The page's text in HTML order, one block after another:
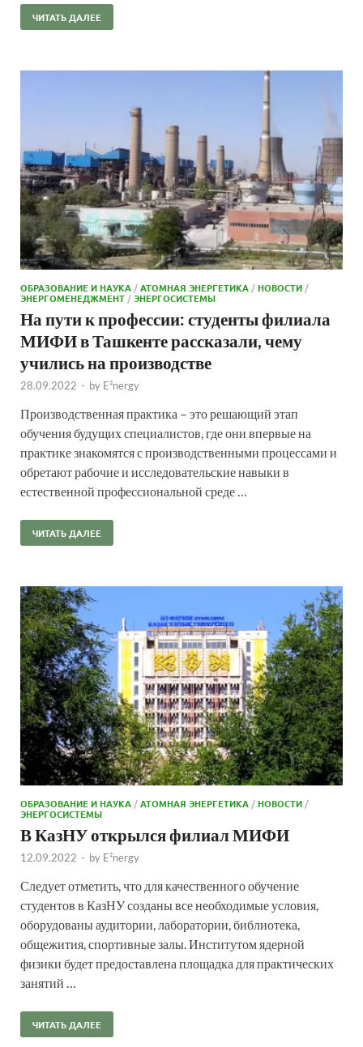
ЧИТАТЬ ДАЛЕЕ
ОБРАЗОВАНИЕ И НАУКА /АТОМНАЯ ЭНЕРГЕТИКА /НОВОСТИ /
ЭНЕРГОМЕНЕДЖМЕНТ /ЭНЕРГОСИСТЕМЫ
На пути к профессии: студенты филиала
МИФИ в Ташкенте рассказали, чему
учились на производстве
28.09.2022 - by E²nergy
Производственная практика – это решающий этап
обучения будущих специалистов, где они впервые на
практике знакомятся с производственными процессами и
обретают рабочие и исследовательские навыки в
естественной профессиональной среде …
ЧИТАТЬ ДАЛЕЕ
ОБРАЗОВАНИЕ И НАУКА /АТОМНАЯ ЭНЕРГЕТИКА /НОВОСТИ /
ЭНЕРГОСИСТЕМЫ
В КазНУ открылся филиал МИФИ
12.09.2022 - by E²nergy
Следует отметить, что для качественного обучение
студентов в КазНУ созданы все необходимые условия,
оборудованы аудитории, лаборатории, библиотека,
общежития, спортивные залы. Институтом ядерной
физики будет предоставлена площадка для практических
занятий …
ЧИТАТЬ ДАЛЕЕ